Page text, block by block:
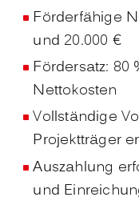
Förderfähige
und 20.000 €
Fördersatz: 80
Nettokosten
Vollständige
Projektträger
Auszahlung
und